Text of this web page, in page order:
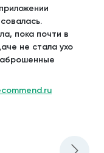
пока почти в
не стала ухо